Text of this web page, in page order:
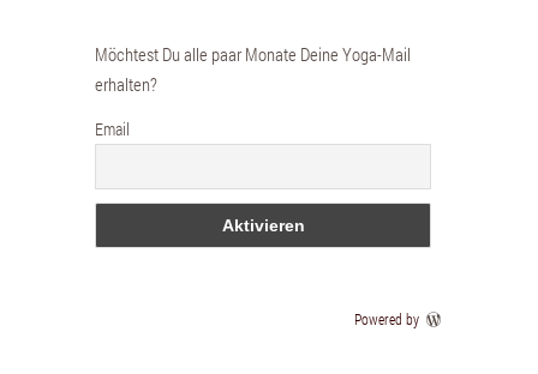
Möchtest Du alle paar Monate Deine Yoga-Mail
erhalten?
Email
Powered by